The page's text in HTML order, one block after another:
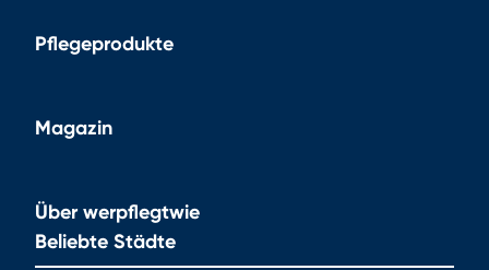
Pflegeprodukte
Magazin
Über werpflegtwie
Beliebte Städte